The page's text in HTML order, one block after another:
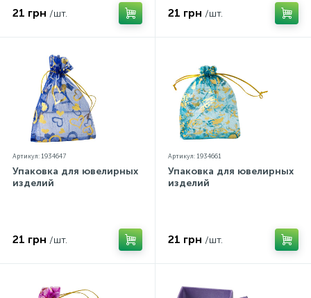
21 грн /шт. 21 грн /шт.
Артикул: 1934647
Упаковка для ювелирных
изделий
21 грн /шт.
Артикул: 1934661
Упаковка для ювелирных
изделий
21 грн /шт.